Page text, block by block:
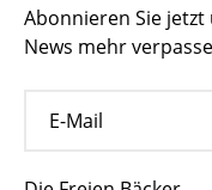
Abonnieren Sie
News mehr